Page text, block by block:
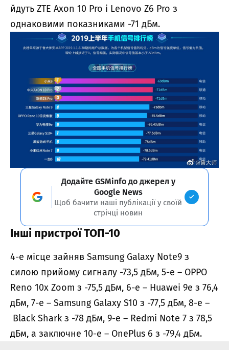
йдуть ZTE Axon 10 Pro і Lenovo Z6 Pro з
однаковими показниками -71 дБм.
Додайте GSMinfo до джерел у
Google News
Щоб бачити наші публікації у своїй
стрічці новин
Інші пристрої ТОП-10
4-е місце зайняв Samsung Galaxy Note9 з
силою прийому сигналу -73,5 дБм, 5-е – OPPO
Reno 10x Zoom з -75,5 дБм, 6-е – Huawei 9e з 76,4
дБм, 7-е – Samsung Galaxy S10 з -77,5 дБм, 8-е –
Black Shark з -78 дБм, 9-е – Redmi Note 7 з 78,5
дБм, а заключне 10-е – OnePlus 6 з -79,4 дБм.